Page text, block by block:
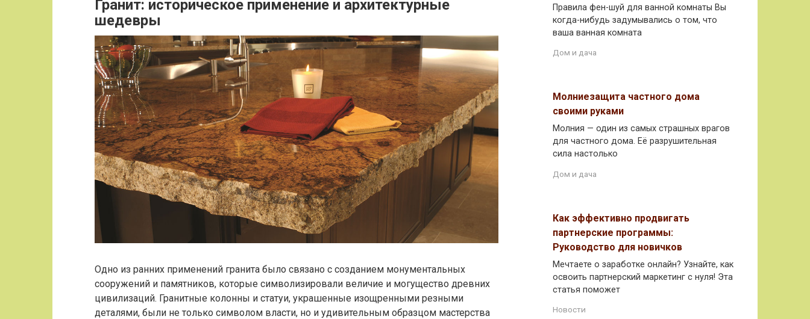
Гранит: историческое применение и архитектурные
шедевры
Одно из ранних применений гранита было связано с созданием монументальных
сооружений и памятников, которые символизировали величие и могущество древних
цивилизаций. Гранитные колонны и статуи, украшенные изощренными резными
деталями, были не только символом власти, но и удивительным образцом мастерства
Правила фен-шуй для ванной комнаты Вы
когда-нибудь задумывались о том, что
ваша ванная комната
Дом и дача
Молниезащита частного дома
своими руками
Молния — один из самых страшных врагов
для частного дома. Её разрушительная
сила настолько
Дом и дача
Как эффективно продвигать
партнерские программы:
Руководство для новичков
Мечтаете о заработке онлайн? Узнайте, как
освоить партнерский маркетинг с нуля! Эта
статья поможет
Новости